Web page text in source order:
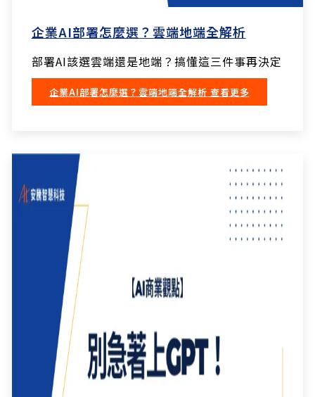
企業AI部署怎麼選？雲端地端全解析
部署AI該選雲端還是地端？搞懂這三件事再決定
企業AI部署怎麼選？雲端地端全解析 查看更多